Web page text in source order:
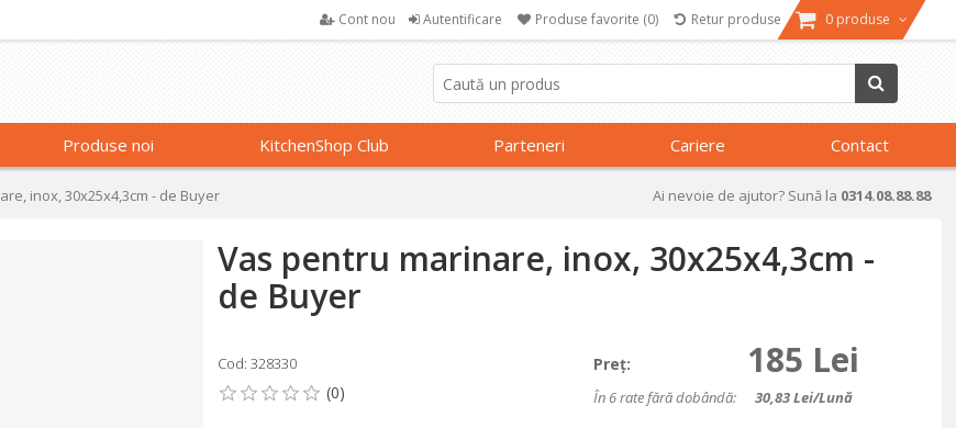
Cont nou Autentificare Produse favorite (0) Retur produse 0 produse
Produse noi KitchenShop Club Parteneri Cariere Contact
inox, 30x25x4,3cm - de Buyer Ai nevoie de ajutor? Sună la 0314.08.88.88
Vas pentru marinare, inox, 30x25x4,3cm -
de Buyer
Cod: 328330 Preţ: 185 Lei
În 6 rate fără dobândă: 30,83Lei/lună